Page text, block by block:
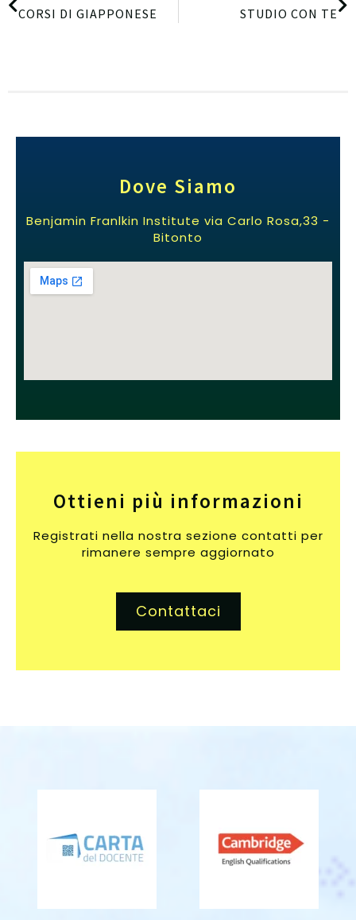
Dove Siamo
Benjamin Franlkin Institute via Carlo Rosa,33 -
Bitonto
Ottieni più informazioni
Registrati nella nostra sezione contatti per
rimanere sempre aggiornato
Contattaci
CORSI DI GIAPPONESE STUDIO CON TE